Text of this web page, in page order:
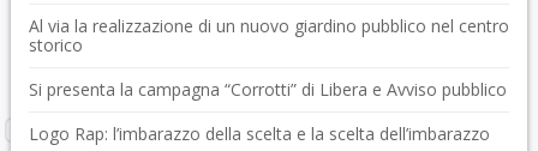
Al via la realizzazione di un nuovo giardino pubblico nel centro
storico
Si presenta la campagna “Corrotti” di Libera e Avviso pubblico
Logo Rap: l’imbarazzo della scelta e la scelta dell’imbarazzo